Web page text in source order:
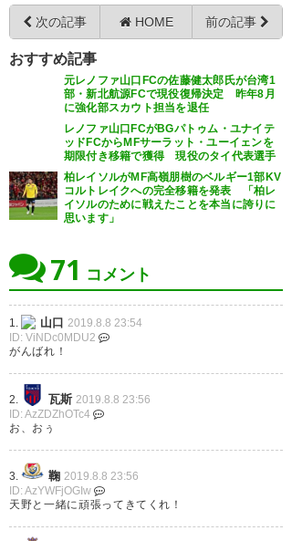
— みく (g5_j14)2019, 8月 8
— Mura_Mado (mura_mado)
2019, 8月 8
龍太のコメント泣きかけた。ト
イレで 。愛があるなぁ…
— まみこ (mmtn_04)2019, 8月
明後日の山口戦で挨拶あると良
いなあ龍太…
— Кеи (kei_2741)
古巣がこうやってツイートする
のって珍しいパターン 龍太頑張
海外どこのリーグに行ったって
やれる。皆ずっと応援してるか
らな！頑張ってこいよ！！
https://t.co/xRH93Ap0KL
— 羊 (GP_02A)2019, 8月 8
ドを脅かされ続けたけど、「対
戦したら厄介だけど、今後ステ
ップアップしていける感じ」と
見てた。 正式に移籍発表出まし
たね。 どうせなら先月、マッチ
アップ見たかったな。 世界を駆
け抜けてほしい。
— Lumina🛬Luminous
(LuminousYELLOW)
8
次の記事 HOME 前の記事
おすすめ記事
元レノファ山口FCの佐藤健太郎氏が台湾1
部・新北航源FCで現役復帰決定 昨年8月
に強化部スカウト担当を退任
レノファ山口FCがBGパトゥム・ユナイテ
ッドFCからMFサーラット・ユーイェンを
期限付き移籍で獲得 現役のタイ代表選手
柏レイソルがMF高嶺朋樹のベルギー1部KV
コルトレイクへの完全移籍を発表 「柏レ
イソルのために戦えたことを本当に誇りに
思います」
71 コメント
1. 山口 2019.8.8 23:54
ID: ViNDc0MDU2
がんばれ！
2. 瓦斯 2019.8.8 23:56
ID: AzZDZhOTc4
お、おぅ
3. 鞠 2019.8.8 23:56
ID: AzYWFjOGIw
天野と一緒に頑張ってきてくれ！